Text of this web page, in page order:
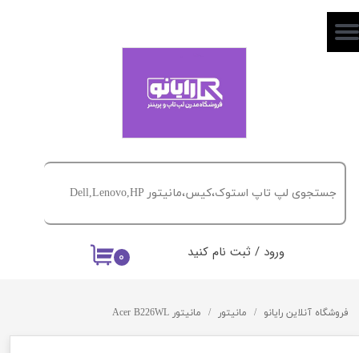
۰ ورود / ثبت نام کنید
حساب کاربری من
خروج از حساب کاربری
فروشگاه آنلاین رایانو مانیتور مانیتور Acer B226WL